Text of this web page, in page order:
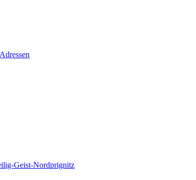
Geist-Nordprignitz